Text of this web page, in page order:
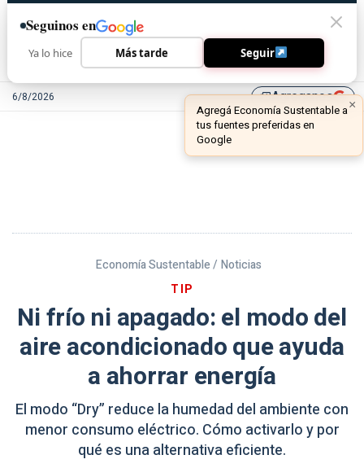
6/8/2026 library_addAgreganos
Economía Sustentable / Noticias
TIP
Ni frío ni apagado: el modo del
aire acondicionado que ayuda
a ahorrar energía
El modo “Dry” reduce la humedad del ambiente con
menor consumo eléctrico. Cómo activarlo y por
qué es una alternativa eficiente.
Seguinos en
Ya lo hice Más tarde Seguir